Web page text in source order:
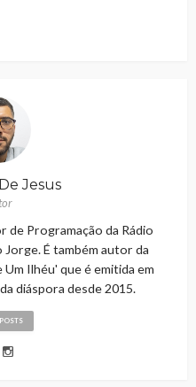
Jesus
de Programação da Rádio
Jorge. É também autor da
Ilhéu' que é emitida em
diáspora desde 2015.